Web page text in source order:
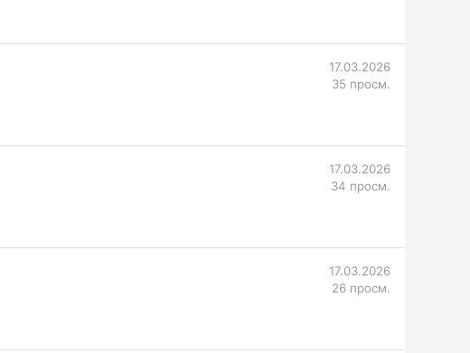
17.03.2026
35 просм.
17.03.2026
34 просм.
17.03.2026
26 просм.